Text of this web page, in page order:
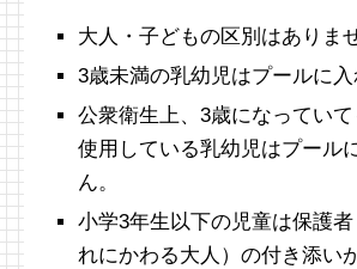
大人・子どもの区別はありま
3歳未満の乳幼児はプールに入
公衆衛生上、3歳になってい
使用している乳幼児はプール
ん。
小学3年生以下の児童は保護
れにかわる大人）の付き添い